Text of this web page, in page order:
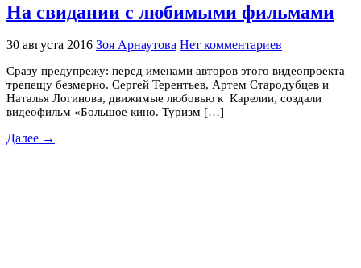
На свидании с любимыми фильмами
30 августа 2016 Зоя Арнаутова Нет комментариев
Сразу предупрежу: перед именами авторов этого видеопроекта
трепещу безмерно. Сергей Терентьев, Артем Стародубцев и
Наталья Логинова, движимые любовью к Карелии, создали
видеофильм «Большое кино. Туризм […]
Далее →